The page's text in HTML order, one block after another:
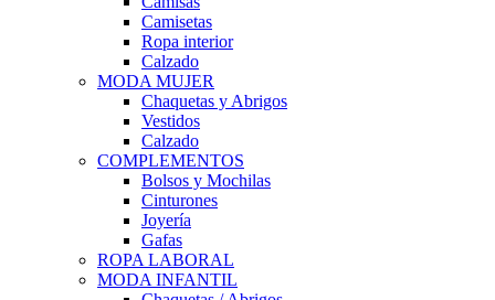
Camisetas
Ropa interior
Calzado
MODA MUJER
Chaquetas y Abrigos
Vestidos
Calzado
COMPLEMENTOS
Bolsos y Mochilas
Cinturones
Joyería
Gafas
ROPA LABORAL
MODA INFANTIL